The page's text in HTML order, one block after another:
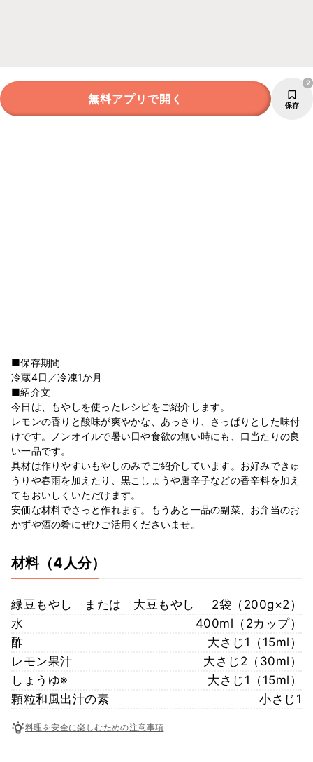
無料アプリで開く 保存
2
■保存期間
冷蔵4日／冷凍1か月
■紹介文
今日は、もやしを使ったレシピをご紹介します。
レモンの香りと酸味が爽やかな、あっさり、さっぱりとした味付
けです。ノンオイルで暑い日や食欲の無い時にも、口当たりの良
い一品です。
具材は作りやすいもやしのみでご紹介しています。お好みできゅ
うりや春雨を加えたり、黒こしょうや唐辛子などの香辛料を加え
てもおいしくいただけます。
安価な材料でさっと作れます。もうあと一品の副菜、お弁当のお
かずや酒の肴にぜひご活用くださいませ。
材料（4人分）
緑豆もやし または 大豆もやし
2袋（200g×2）
水
400ml（2カップ）
酢
大さじ1（15ml）
レモン果汁
大さじ2（30ml）
しょうゆ※
大さじ1（15ml）
顆粒和風出汁の素
小さじ1
料理を安全に楽しむための注意事項